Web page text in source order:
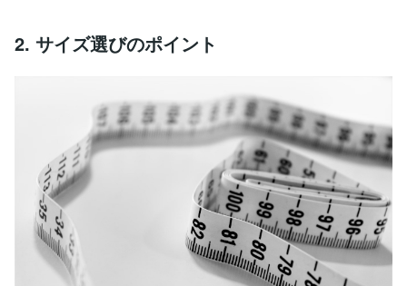
2. サイズ選びのポイント